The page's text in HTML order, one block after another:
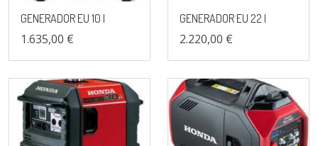
GENERADOR EU 10 I
1.635,00 €
GENERADOR EU 22 I
2.220,00 €